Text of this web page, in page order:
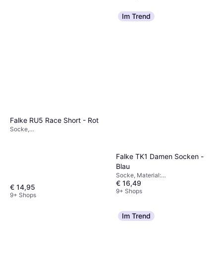
Falke RU5 Race Short - Rot
Socke,
€ 14,95
9+ Shops
Im Trend
Falke TK1 Damen Socken -
Blau
Socke, Material:
Elastan/Lycra/Spandex, Polyamid
€ 16,49
9+ Shops
Im Trend